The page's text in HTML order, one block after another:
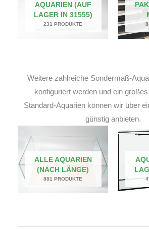
AQUARIEN (AUF
LAGER IN 31555)
231 PRODUKTE
Weitere zahlreiche Sondermaß-
konfiguriert werden und ein
Standard-Aquarien können wir über
günstig anbieten.
ALLE AQUARIEN
(NACH LÄNGE)
881 PRODUKTE